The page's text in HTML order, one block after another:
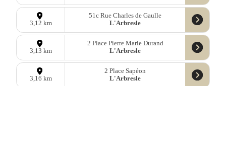
3,12 km
51c Rue Charles de Gaulle
L'Arbresle
3,13 km
2 Place Pierre Marie Durand
L'Arbresle
3,16 km
2 Place Sapéon
L'Arbresle